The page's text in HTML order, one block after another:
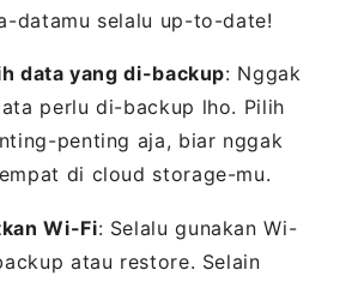
datamu selalu up-to-date!
data yang di-backup: Nggak
perlu di-backup lho. Pilih
penting aja, biar nggak
di cloud storage-mu.
Wi-Fi: Selalu gunakan Wi-
atau restore. Selain